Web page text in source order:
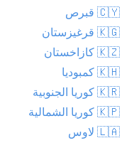
🇨🇾 قبرص
🇰🇬 قرغيزستان
🇰🇿 كازاخستان
🇰🇭 كمبوديا
🇰🇷 كوريا الجنوبية
🇰🇵 كوريا الشمالية
🇱🇦 لاوس